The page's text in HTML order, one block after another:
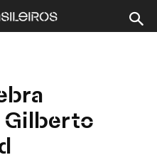
Gilberto